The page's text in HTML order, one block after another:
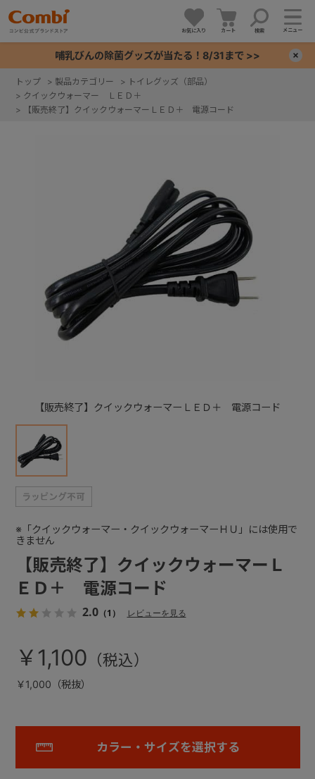
お気に入り カート 検索 メニュー
哺乳びんの除菌グッズが当たる！8/31まで >>
トップ > 製品カテゴリー > トイレグッズ（部品）
> クイックウォーマー ＬＥＤ＋
>
【販売終了】クイックウォーマーＬＥＤ＋ 電源コード
【販売終了】クイックウォーマーＬＥＤ＋ 電源コード
【販売終了】クイックウォーマーＬ
ＥＤ＋ 電源コード
2.0（1） レビューを見る
※「クイックウォーマー・クイックウォーマーＨＵ」には使用で
きません
￥1,100
￥1,000（税抜）
カラー・サイズを選択する